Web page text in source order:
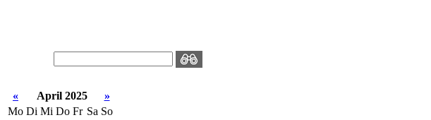
« April 2025
»
Mo Di Mi Do Fr Sa So